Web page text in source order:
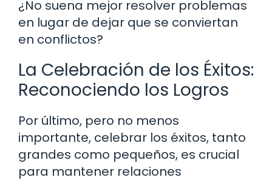
¿No suena mejor resolver problemas
en lugar de dejar que se conviertan
en conflictos?
La Celebración de los Éxitos:
Reconociendo los Logros
Por último, pero no menos
importante, celebrar los éxitos, tanto
grandes como pequeños, es crucial
para mantener relaciones